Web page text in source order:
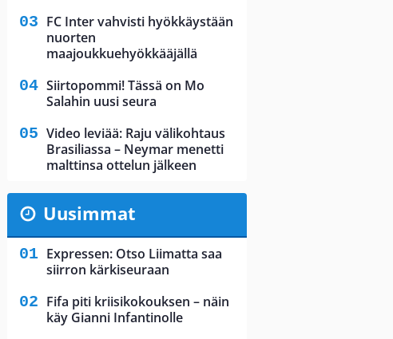
FC Inter vahvisti hyökkäystään
nuorten
maajoukkuehyökkääjällä
Siirtopommi! Tässä on Mo
Salahin uusi seura
Video leviää: Raju välikohtaus
Brasiliassa – Neymar menetti
malttinsa ottelun jälkeen
Uusimmat
Expressen: Otso Liimatta saa
siirron kärkiseuraan
Fifa piti kriisikokouksen – näin
käy Gianni Infantinolle